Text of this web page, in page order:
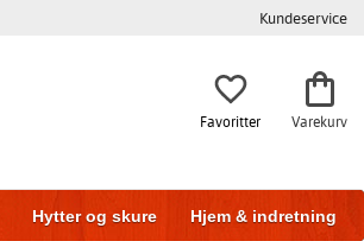
Kundeservice
Favoritter Varekurv
Hytter og skure Hjem & indretning